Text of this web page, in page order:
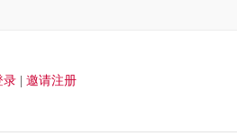
录 邀请注册